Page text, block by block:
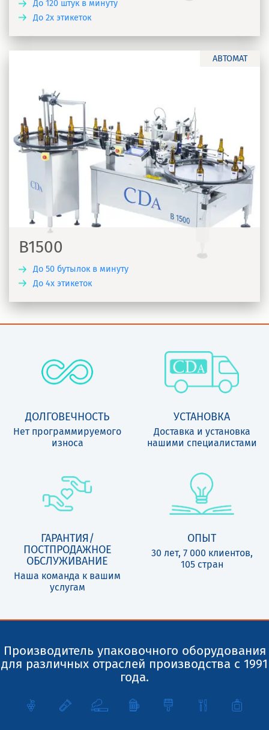
До 120 штук в минуту
До 2х этикеток
АВТОМАТ
B1500
До 50 бутылок в минуту
До 4х этикеток
ДОЛГОВЕЧНОСТЬ
Нет программируемого
износа
УСТАНОВКА
Доставка и установка
нашими специалистами
ГАРАНТИЯ/
ПОСТПРОДАЖНОЕ
ОБСЛУЖИВАНИЕ
Наша команда к вашим
услугам
ОПЫТ
30 лет, 7 000 клиентов,
105 стран
Производитель упаковочного оборудования
для различных отраслей производства с 1991
года.